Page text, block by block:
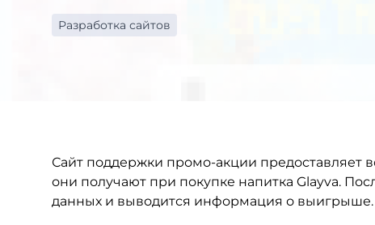
Разработка сайтов
Сайт поддержки промо-акции предоставляет
они получают при покупке напитка Glayva.
данных и выводится информация о выигрыше.